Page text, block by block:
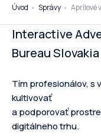
Úvod Správy Aprílové
Interactive
Bureau Slovakia
Tím profesionálov, s
kultivovať
a podporovať
digitálneho trhu.